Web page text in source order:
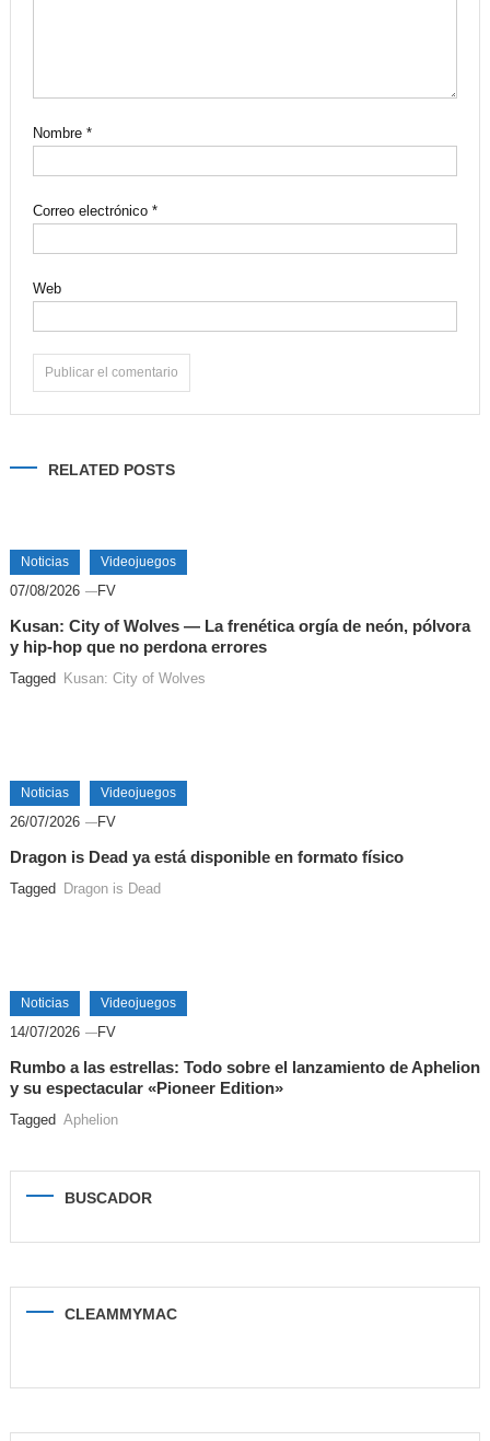
Nombre *
Correo electrónico *
Web
RELATED POSTS
Noticias Videojuegos
07/08/2026 FV
Kusan: City of Wolves — La frenética orgía de neón, pólvora
y hip-hop que no perdona errores
Tagged Kusan: City of Wolves
Noticias Videojuegos
26/07/2026 FV
Dragon is Dead ya está disponible en formato físico
Tagged Dragon is Dead
Noticias Videojuegos
14/07/2026 FV
Rumbo a las estrellas: Todo sobre el lanzamiento de Aphelion
y su espectacular «Pioneer Edition»
Tagged Aphelion
BUSCADOR
CLEAMMYMAC